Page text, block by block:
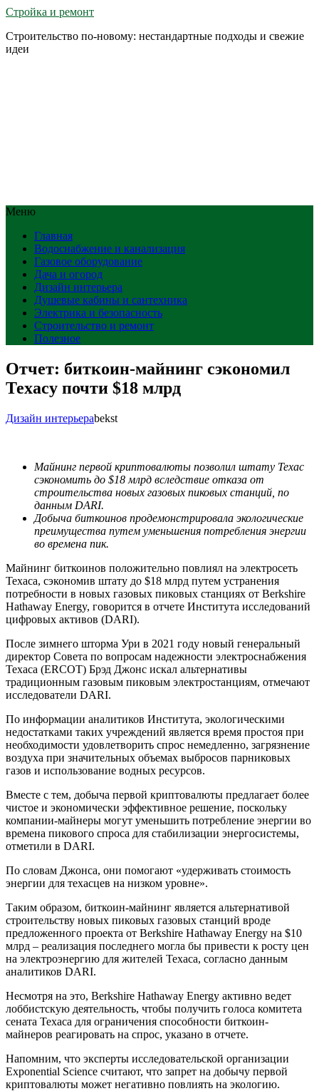
Стройка и ремонт
Строительство по-новому: нестандартные подходы и свежие
идеи
Меню
Главная
Водоснабжение и канализация
Газовое оборудование
Дача и огород
Дизайн интерьера
Душевые кабины и сантехника
Электрика и безопасность
Строительство и ремонт
Полезное
Отчет: биткоин-майнинг сэкономил
Техасу почти $18 млрд
Дизайн интерьераbekst
Майнинг первой криптовалюты позволил штату Техас
сэкономить до $18 млрд вследствие отказа от
строительства новых газовых пиковых станций, по
данным DARI.
Добыча биткоинов продемонстрировала экологические
преимущества путем уменьшения потребления энергии
во времена пик.
Майнинг биткоинов положительно повлиял на электросеть
Техаса, сэкономив штату до $18 млрд путем устранения
потребности в новых газовых пиковых станциях от Berkshire
Hathaway Energy, говорится в отчете Института исследований
цифровых активов (DARI).
После зимнего шторма Ури в 2021 году новый генеральный
директор Совета по вопросам надежности электроснабжения
Техаса (ERCOT) Брэд Джонс искал альтернативы
традиционным газовым пиковым электростанциям, отмечают
исследователи DARI.
По информации аналитиков Института, экологическими
недостатками таких учреждений является время простоя при
необходимости удовлетворить спрос немедленно, загрязнение
воздуха при значительных объемах выбросов парниковых
газов и использование водных ресурсов.
Вместе с тем, добыча первой криптовалюты предлагает более
чистое и экономически эффективное решение, поскольку
компании-майнеры могут уменьшить потребление энергии во
времена пикового спроса для стабилизации энергосистемы,
отметили в DARI.
По словам Джонса, они помогают «удерживать стоимость
энергии для техасцев на низком уровне».
Таким образом, биткоин-майнинг является альтернативой
строительству новых пиковых газовых станций вроде
предложенного проекта от Berkshire Hathaway Energy на $10
млрд – реализация последнего могла бы привести к росту цен
на электроэнергию для жителей Техаса, согласно данным
аналитиков DARI.
Несмотря на это, Berkshire Hathaway Energy активно ведет
лоббистскую деятельность, чтобы получить голоса комитета
сената Техаса для ограничения способности биткоин-
майнеров реагировать на спрос, указано в отчете.
Напомним, что эксперты исследовательской организации
Exponential Science считают, что запрет на добычу первой
криптовалюты может негативно повлиять на экологию.